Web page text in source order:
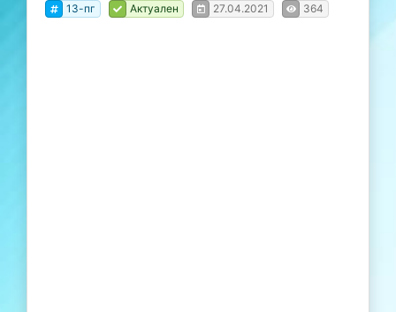
13-пг Актуален 27.04.2021 364